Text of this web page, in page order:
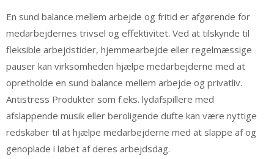
En sund balance mellem arbejde og fritid er afgørende for
medarbejdernes trivsel og effektivitet. Ved at tilskynde til
fleksible arbejdstider, hjemmearbejde eller regelmæssige
pauser kan virksomheden hjælpe medarbejderne med at
opretholde en sund balance mellem arbejde og privatliv.
Antistress Produkter som f.eks. lydafspillere med
afslappende musik eller beroligende dufte kan være nyttige
redskaber til at hjælpe medarbejderne med at slappe af og
genoplade i løbet af deres arbejdsdag.